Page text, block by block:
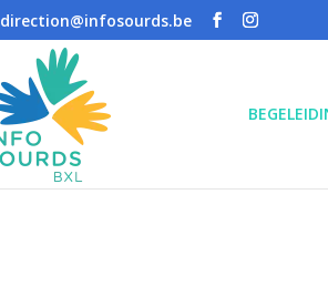
direction@infosourds.be